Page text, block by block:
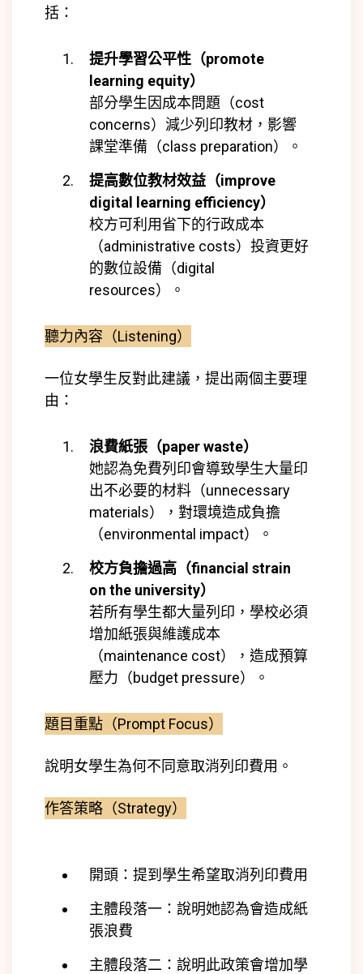
括：
提升學習公平性（promote
learning equity）
部分學生因成本問題（cost
concerns）減少列印教材，影響
課堂準備（class preparation）。
提高數位教材效益（improve
digital learning efficiency）
校方可利用省下的行政成本
（administrative costs）投資更好
的數位設備（digital
resources）。
聽力內容（Listening）
一位女學生反對此建議，提出兩個主要理
由：
浪費紙張（paper waste）
她認為免費列印會導致學生大量印
出不必要的材料（unnecessary
materials），對環境造成負擔
（environmental impact）。
校方負擔過高（financial strain
on the university）
若所有學生都大量列印，學校必須
增加紙張與維護成本
（maintenance cost），造成預算
壓力（budget pressure）。
題目重點（Prompt Focus）
說明女學生為何不同意取消列印費用。
作答策略（Strategy）
開頭：提到學生希望取消列印費用
主體段落一：說明她認為會造成紙
張浪費
主體段落二：說明此政策會增加學